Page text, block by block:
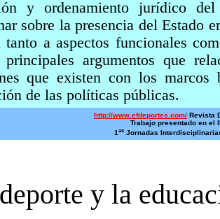
y ordenamiento jurídico
sobre la presencia del Estado
tanto a aspectos funcionales
argumentos que
que existen con los
de las políticas públicas.
http://www.efdeportes.com/ Revista
Trabajo presentado en el
1as Jornadas
y la